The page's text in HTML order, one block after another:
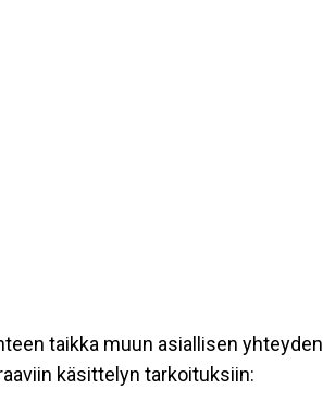
taikka muun asiallisen yhteyden
käsittelyn tarkoituksiin: